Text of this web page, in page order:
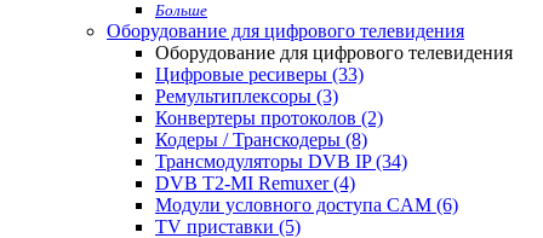
Больше
Оборудование для цифрового телевидения
Оборудование для цифрового телевидения
Цифровые ресиверы (33)
Ремультиплексоры (3)
Конвертеры протоколов (2)
Кодеры / Транскодеры (8)
Трансмодуляторы DVB IP (34)
DVB T2-MI Remuxer (4)
Модули условного доступа CAM (6)
TV приставки (5)